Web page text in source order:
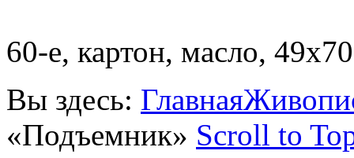
60-е, картон, масло,
Вы здесь: Главная
«Подъемник» Scroll to